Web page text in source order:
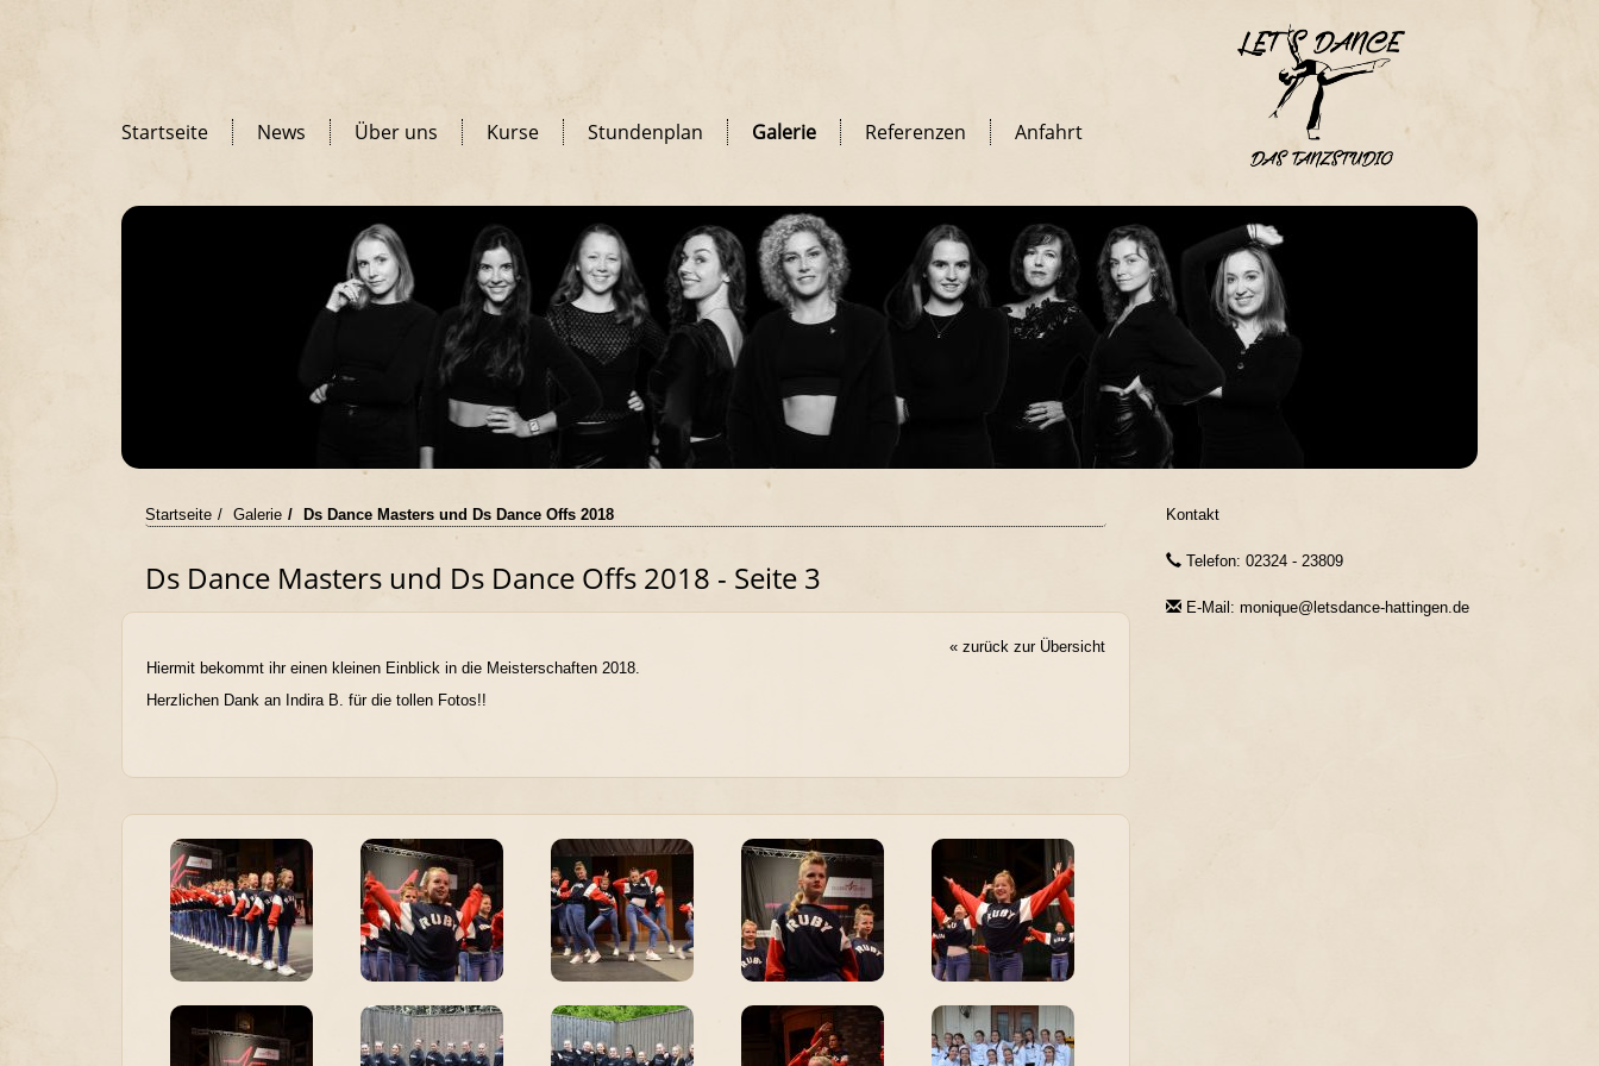
Startseite News Über uns Kurse Stundenplan Galerie Referenzen Anfahrt
Startseite Galerie Ds Dance Masters und Ds Dance Offs 2018
Ds Dance Masters und Ds Dance Offs 2018 - Seite 3
« zurück zur Übersicht
Hiermit bekommt ihr einen kleinen Einblick in die Meisterschaften 2018.
Herzlichen Dank an Indira B. für die tollen Fotos!!
Kontakt
Telefon: 02324 - 23809
E-Mail: monique@letsdance-hattingen.de